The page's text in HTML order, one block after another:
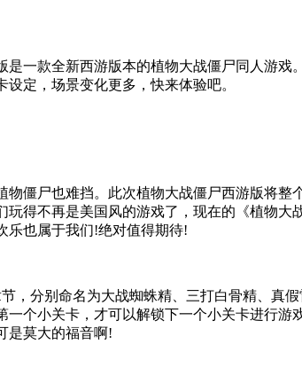
是一款全新西游版本的植物大战僵尸同人游
设定，场景变化更多，快来体验吧。
物僵尸也难挡。此次植物大战僵尸西游版将
玩得不再是美国风的游戏了，现在的《植物
乐也属于我们!绝对值得期待!
，分别命名为大战蜘蛛精、三打白骨精、真
一个小关卡，才可以解锁下一个小关卡进行
是莫大的福音啊!